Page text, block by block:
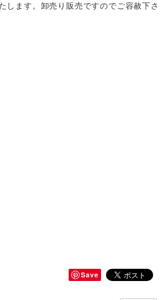
します。卸売り販売ですのでご容赦下さ
Save